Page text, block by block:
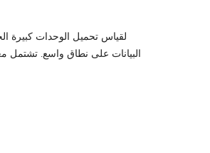
لقياس تحميل الوحدات كبيرة